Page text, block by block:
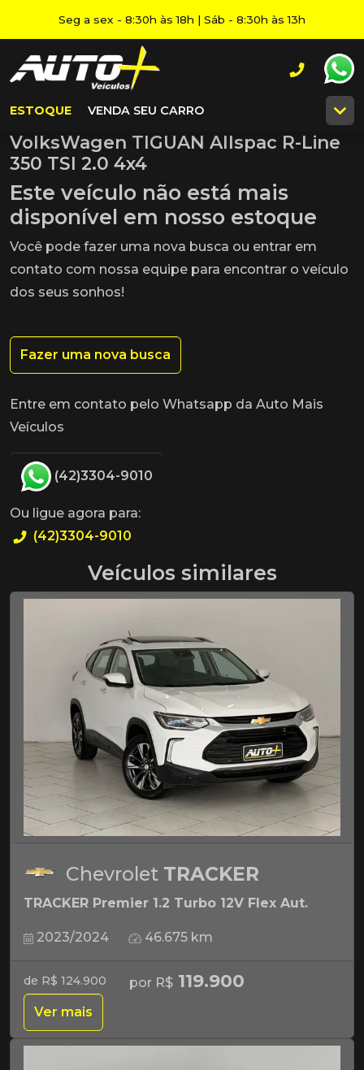
Seg a sex - 8:30h às 18h | Sáb - 8:30h às 13h
ESTOQUE VENDA SEU CARRO
VolksWagen TIGUAN Allspac R-Line
350 TSI 2.0 4x4
Este veículo não está mais
disponível em nosso estoque
Você pode fazer uma nova busca ou entrar em
contato com nossa equipe para encontrar o veículo
dos seus sonhos!
Fazer uma nova busca
Entre em contato pelo Whatsapp da Auto Mais
Veículos
(42)3304-9010
Ou ligue agora para:
(42)3304-9010
Veículos similares
Chevrolet TRACKER
TRACKER Premier 1.2 Turbo 12V Flex Aut.
2023/2024 46.675 km
de R$ 124.900 por R$ 119.900
Ver mais